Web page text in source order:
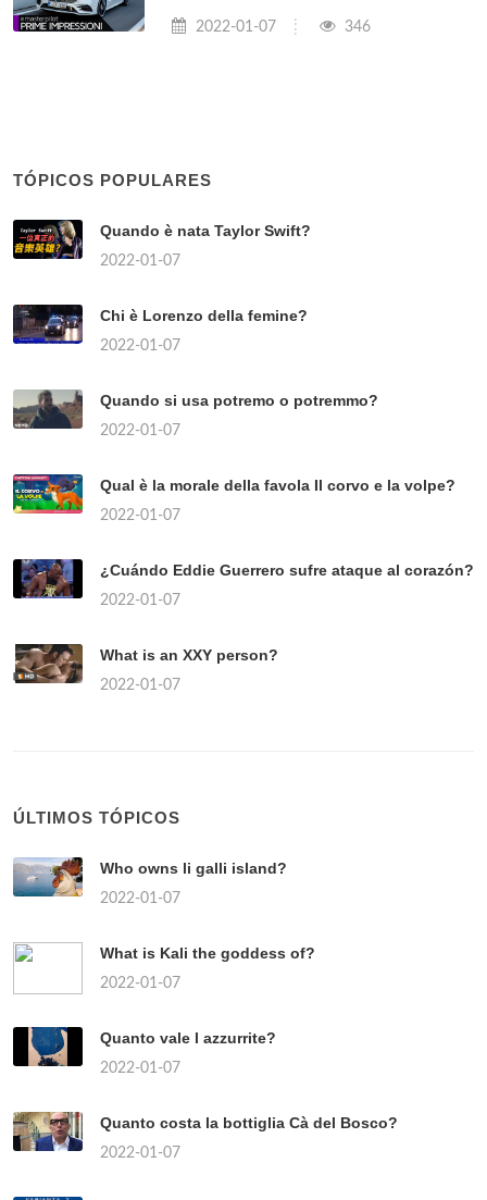
2022-01-07 346
TÓPICOS POPULARES
Quando è nata Taylor Swift?
2022-01-07
Chi è Lorenzo della femine?
2022-01-07
Quando si usa potremo o potremmo?
2022-01-07
Qual è la morale della favola Il corvo e la volpe?
2022-01-07
¿Cuándo Eddie Guerrero sufre ataque al corazón?
2022-01-07
What is an XXY person?
2022-01-07
ÚLTIMOS TÓPICOS
Who owns li galli island?
2022-01-07
What is Kali the goddess of?
2022-01-07
Quanto vale l azzurrite?
2022-01-07
Quanto costa la bottiglia Cà del Bosco?
2022-01-07